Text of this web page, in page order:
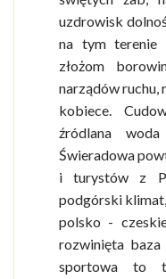
uzdrowisk
na tym terenie
złożom
narządów ruchu,
kobiece.
źródlana
Świeradowa
i turystów z
podgórski
polsko -
rozwinięta baza
sportowa to